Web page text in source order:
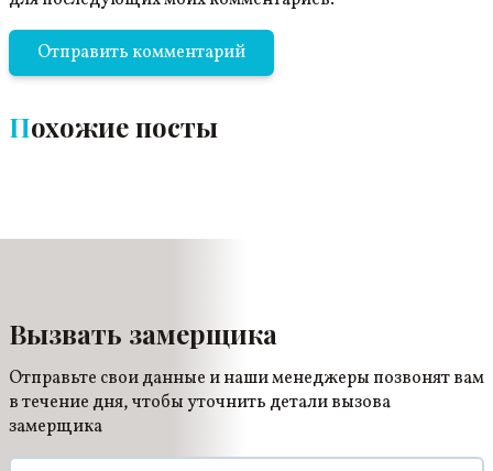
Похожие посты
Вызвать замерщика
Отправьте свои данные и наши менеджеры позвонят вам
в течение дня, чтобы уточнить детали вызова
замерщика